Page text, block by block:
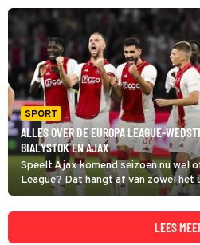
SPORT
ALLES OVER DE EUROPA LEAGUE-
BIALYSTOK EN AJAX
Speelt Ajax komend seizoen nu wel
League? Dat hangt af van zowel
de Poolse club Jagiellonia Bialystok.
LEES